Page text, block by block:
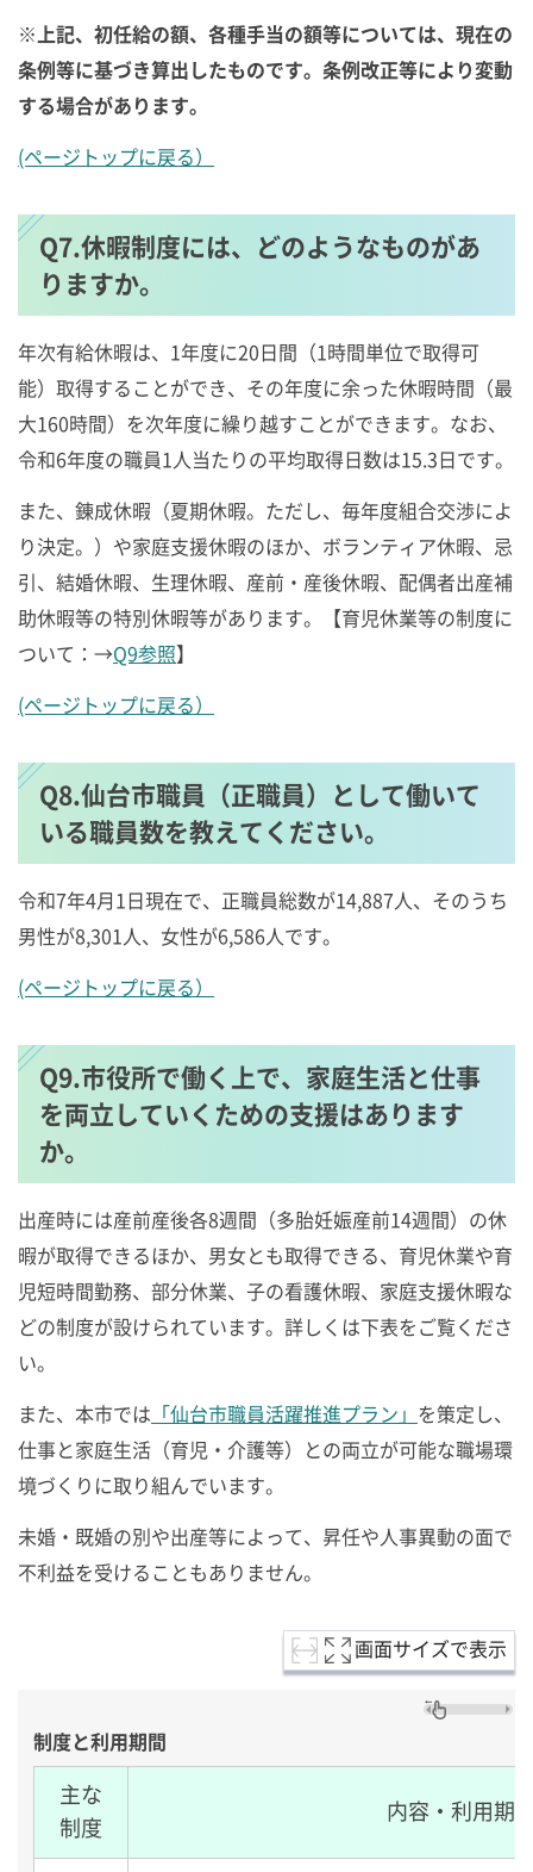
※上記、初任給の額、各種手当の額等については、現在の
条例等に基づき算出したものです。条例改正等により変動
する場合があります。
(ページトップに戻る）
Q7.休暇制度には、どのようなものがあ
りますか。
年次有給休暇は、1年度に20日間（1時間単位で取得可
能）取得することができ、その年度に余った休暇時間（最
大160時間）を次年度に繰り越すことができます。なお、
令和6年度の職員1人当たりの平均取得日数は15.3日です。
また、錬成休暇（夏期休暇。ただし、毎年度組合交渉によ
り決定。）や家庭支援休暇のほか、ボランティア休暇、忌
引、結婚休暇、生理休暇、産前・産後休暇、配偶者出産補
助休暇等の特別休暇等があります。【育児休業等の制度に
ついて：→Q9参照】
(ページトップに戻る）
Q8.仙台市職員（正職員）として働いて
いる職員数を教えてください。
令和7年4月1日現在で、正職員総数が14,887人、そのうち
男性が8,301人、女性が6,586人です。
(ページトップに戻る）
Q9.市役所で働く上で、家庭生活と仕事
を両立していくための支援はあります
か。
出産時には産前産後各8週間（多胎妊娠産前14週間）の休
暇が取得できるほか、男女とも取得できる、育児休業や育
児短時間勤務、部分休業、子の看護休暇、家庭支援休暇な
どの制度が設けられています。詳しくは下表をご覧くださ
い。
また、本市では 「仙台市職員活躍推進プラン」 を策定し、
仕事と家庭生活（育児・介護等）との両立が可能な職場環
境づくりに取り組んでいます。
未婚・既婚の別や出産等によって、昇任や人事異動の面で
不利益を受けることもありません。
画面サイズで表示
制度と利用期間
主な
制度
内容・利用期